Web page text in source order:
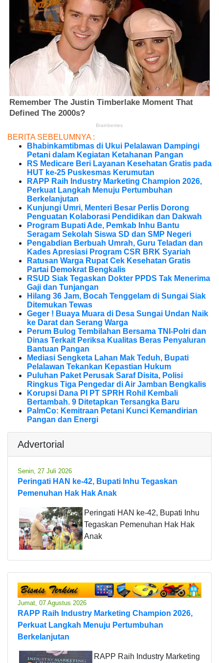
BERITA SEBELUMNYA :
Bhabinkamtibmas di Ukui Pelalawan Dampingi
Petani dalam Kegiatan Ketahanan Pangan
RS Medicare Beri Layanan Kesehatan Gratis pada
HUT ke-25 Puskesmas Kerumutan
RAPP Raih Industry Marketing Champion 2026,
Perkuat Langkah Menuju Pertumbuhan
Berkelanjutan
Kunjungi Umri, Menteri Besar Perlis Dorong
Penguatan Kolaborasi Pendidikan dan Dakwah
Program Bupati Ade, Pemkab Inhu Bantu
Seragam Sekolah Siswa SD dan SMP Negeri
Pengabdian Berbuah Umrah, Guru Teladan dan
Kades Apresiasi Program CSR BRK Syariah
Ratusan Warga Rupat Cek Kesehatan Gratis
Partai Demokrat Bengkalis
RSUD Siak Tegaskan Dokter PPDS Tak Menerima
Gaji dan Tunjangan
Hilang 36 Jam, Bocah Tenggelam di Sungai Siak
Ditemukan Tewas
Geger ! Buaya Muara di Desa Sungai Undan Naik
ke Darat dan Serang Warga
Perum Bulog Tembilahan Bersama TNI-Polri dan
Dinas Terkait Periksa Kualitas Beras Penyaluran
Bantuan Pangan
Mediasi Sengketa Lahan Mak Teduh, Bupati
Pelalawan Tekankan Kepastian Hukum
Puluhan Paket Perusak Saraf Disita, Polisi
Ringkus Tiga Pengedar di Air Jamban Bengkalis
Korupsi Dana PI PT SPRH Rohil Kembali
Bertambah. 9 Ditetapkan Tersangka Baru
PalmCo: Kemitraan Petani Kunci Kemandirian
Pangan dan Energi
Advertorial
Senin, 27 Juli 2026
Peringati HAN ke-42, Bupati Inhu Tegaskan
Pemenuhan Hak Hak Anak
Peringati HAN ke-42, Bupati Inhu
Tegaskan Pemenuhan Hak Hak
Anak
Jumat, 07 Agustus 2026
RAPP Raih Industry Marketing Champion 2026,
Perkuat Langkah Menuju Pertumbuhan
Berkelanjutan
RAPP Raih Industry Marketing